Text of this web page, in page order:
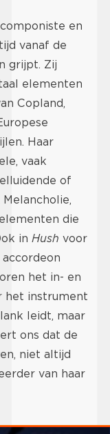
en
vanaf de
grijpt. Zij
elementen
Copland,
Haar
vaak
of
die
in Hush voor
het in- en
het instrument
leidt, maar
ons dat de
niet altijd
van haar